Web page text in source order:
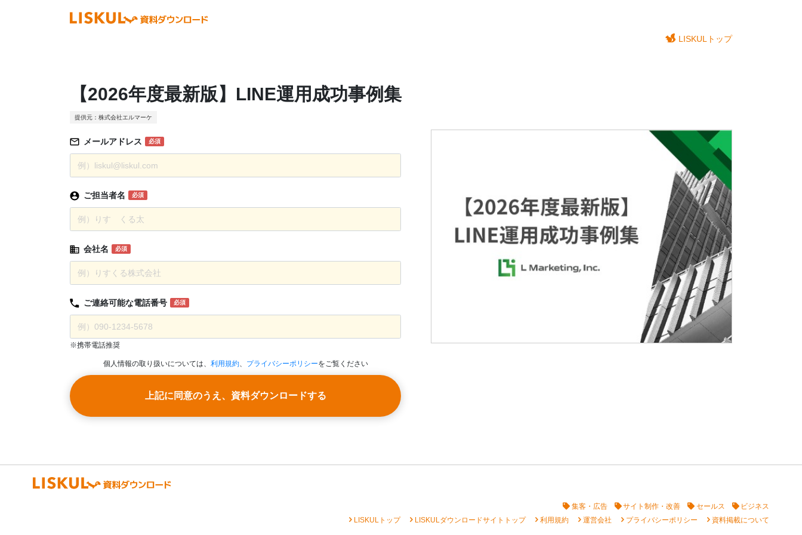
LISKULトップ
【2026年度最新版】LINE運用成功事例集
提供元：株式会社エルマーケ
メールアドレス 必須
ご担当者名 必須
会社名 必須
ご連絡可能な電話番号 必須
※携帯電話推奨
個人情報の取り扱いについては、 利用規約、 プライバシーポリシーをご覧ください
上記に同意のうえ、資料ダウンロードする
集客・広告 サイト制作・改善 セールス ビジネス
chevron_rightLISKULトップ chevron_rightLISKULダウンロードサイトトップ chevron_right利用規約 chevron_right運営会社 chevron_rightプライバシーポリシー chevron_right資料掲載について